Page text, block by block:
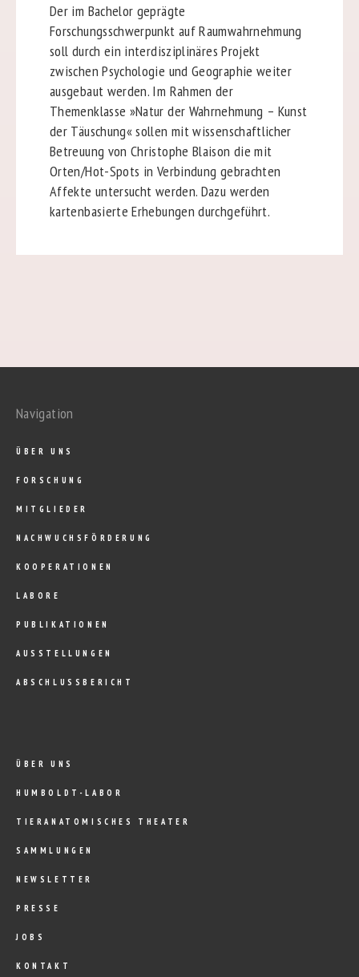
Der im Bachelor geprägte
Forschungsschwerpunkt auf Raumwahrnehmung
soll durch ein interdisziplinäres Projekt
zwischen Psychologie und Geographie weiter
ausgebaut werden. Im Rahmen der
Themenklasse »Natur der Wahrnehmung – Kunst
der Täuschung« sollen mit wissenschaftlicher
Betreuung von Christophe Blaison die mit
Orten/Hot-Spots in Verbindung gebrachten
Affekte untersucht werden. Dazu werden
kartenbasierte Erhebungen durchgeführt.
Navigation
ÜBER UNS
FORSCHUNG
MITGLIEDER
NACHWUCHSFÖRDERUNG
KOOPERATIONEN
LABORE
PUBLIKATIONEN
AUSSTELLUNGEN
ABSCHLUSSBERICHT
ÜBER UNS
HUMBOLDT-LABOR
TIERANATOMISCHES THEATER
SAMMLUNGEN
NEWSLETTER
PRESSE
JOBS
KONTAKT